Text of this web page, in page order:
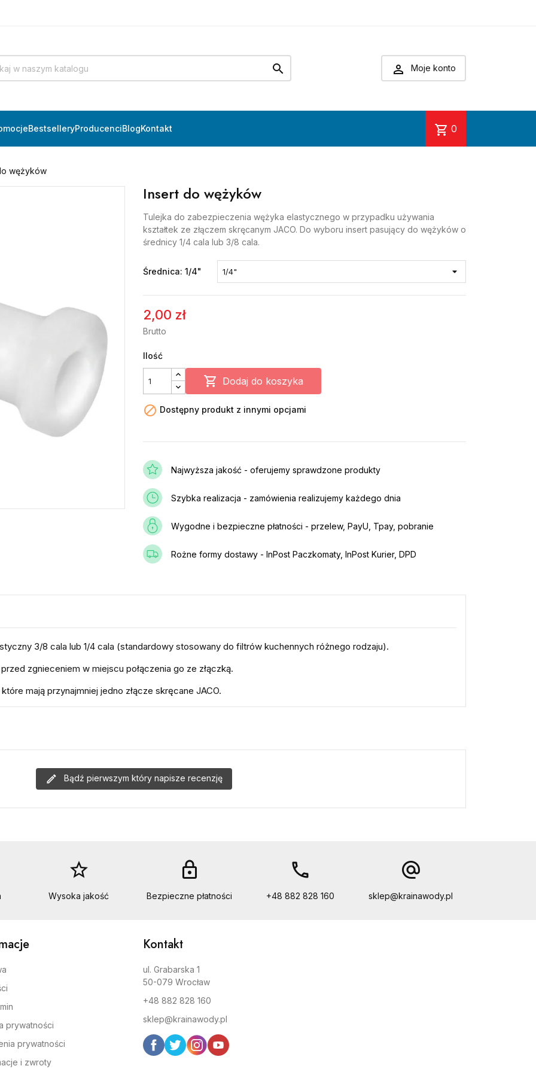
  Moje konto
BestselleryProducenciBlogKontakt shopping_cart 0
wężyków
Insert do wężyków
Tulejka do zabezpieczenia wężyka elastycznego w przypadku używania
kształtek ze złączem skręcanym JACO. Do wyboru insert pasujący do wężyków o
średnicy 1/4 cala lub 3/8 cala.
Średnica: 1/4"
2,00 zł
Brutto
Ilość
 Dodaj do koszyka
 Dostępny produkt z innymi opcjami
Najwyższa jakość - oferujemy sprawdzone produkty
Szybka realizacja - zamówienia realizujemy każdego dnia
Wygodne i bezpieczne płatności - przelew, PayU, Tpay, pobranie
Rożne formy dostawy - InPost Paczkomaty, InPost Kurier, DPD
3/8 cala lub 1/4 cala (standardowy stosowany do filtrów kuchennych różnego rodzaju).
zgnieceniem w miejscu połączenia go ze złączką.
mają przynajmniej jedno złącze skręcane JACO.
Bądź pierwszym który napisze recenzję
star_border
Wysoka jakość
lock
Bezpieczne płatności
call
+48 882 828 160
alternate_email
sklep@krainawody.pl
prywatności
prywatności
i zwroty
Kontakt
ul. Grabarska 1
50-079 Wrocław
+48 882 828 160
sklep@krainawody.pl